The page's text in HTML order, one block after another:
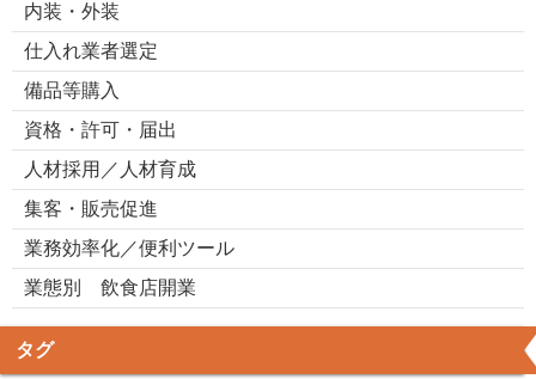
内装・外装
仕入れ業者選定
備品等購入
資格・許可・届出
人材採用／人材育成
集客・販売促進
業務効率化／便利ツール
業態別 飲食店開業
タグ